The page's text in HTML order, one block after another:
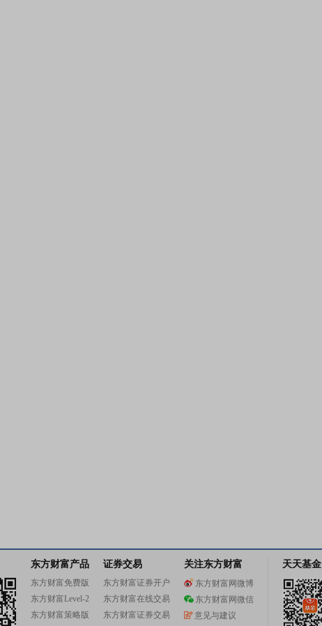
东方财富产品
东方财富免费版
东方财富Level-2
东方财富策略版
证券交易
东方财富证券开户
东方财富在线交易
东方财富证券交易
关注东方财富
东方财富网微博
东方财富网微信
意见与建议
天天基金